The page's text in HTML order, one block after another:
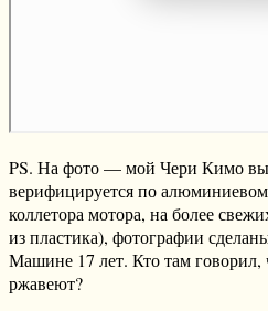
PS. На фото — мой Чери Кимо
верифицируется по
коллетора мотора, на более
из пластика), фотографии
Машине 17 лет. Кто там говорил,
ржавеют?